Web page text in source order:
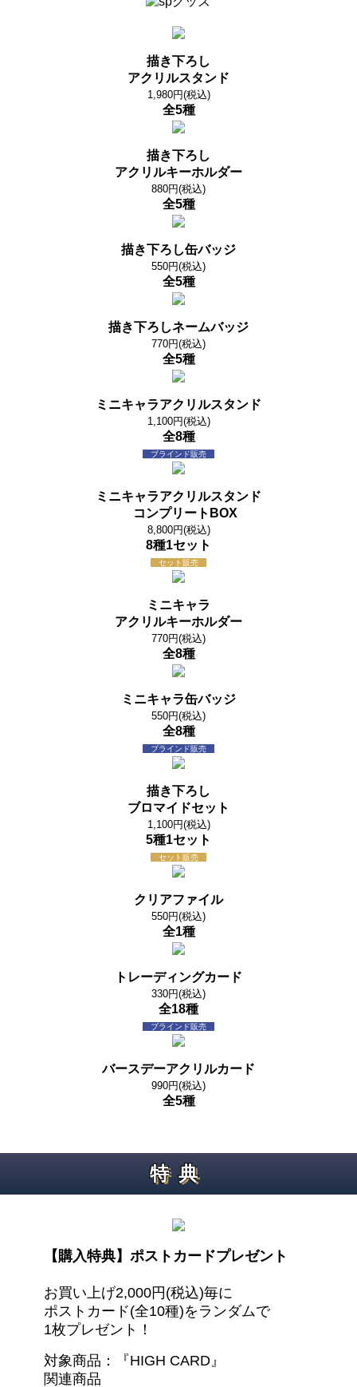
描き下ろし
アクリルスタンド
1,980円(税込)
全5種
描き下ろし
アクリルキーホルダー
880円(税込)
全5種
描き下ろし缶バッジ
550円(税込)
全5種
描き下ろしネームバッジ
770円(税込)
全5種
ミニキャラアクリルスタンド
1,100円(税込)
全8種
ブラインド販売
ミニキャラアクリルスタンド
コンプリートBOX
8,800円(税込)
8種1セット
セット販売
ミニキャラ
アクリルキーホルダー
770円(税込)
全8種
ミニキャラ缶バッジ
550円(税込)
全8種
ブラインド販売
描き下ろし
ブロマイドセット
1,100円(税込)
5種1セット
セット販売
クリアファイル
550円(税込)
全1種
トレーディングカード
330円(税込)
全18種
ブラインド販売
バースデーアクリルカード
990円(税込)
全5種
特典
【購入特典】ポストカードプレゼント
お買い上げ2,000円(税込)毎に
ポストカード(全10種)をランダムで
1枚プレゼント！
対象商品：『HIGH CARD』
関連商品